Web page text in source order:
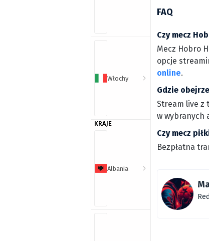
Włochy
KRAJE
Albania
FAQ
Czy mecz
Mecz Hobro
opcje
online.
Gdzie
Stream live z
w wybranych
Czy mecz
Bezpłatna